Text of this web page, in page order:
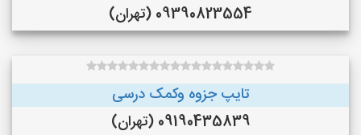
09390823554 (تهران)
تایپ جزوه وکمک درسی
09190435839 (تهران)